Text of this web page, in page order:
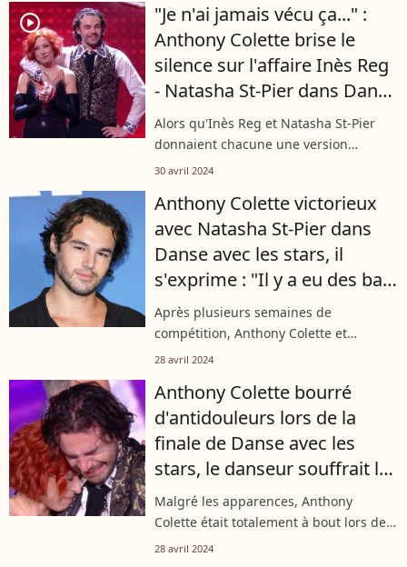
player2
"Je n'ai jamais vécu ça..." :
Anthony Colette brise le
silence sur l'affaire Inès Reg
- Natasha St-Pier dans Danse
avec les stars
Alors qu'Inès Reg et Natasha St-Pier
donnaient chacune une version
radicalement opposée de leur
"Quotidien" et "Touche pas à mon
poste" respectivement,...
30 avril 2024
Anthony Colette victorieux
avec Natasha St-Pier dans
Danse avec les stars, il
s'exprime : "Il y a eu des bas,
très très bas..."
Après plusieurs semaines de
compétition, Anthony Colette et
Natasha St-Pier ont remporté la 13ème
S'étant surpassé pour atteindre la
finale, l'artiste...
28 avril 2024
Anthony Colette bourré
d'antidouleurs lors de la
finale de Danse avec les
stars, le danseur souffrait le
martyre
Malgré les apparences, Anthony
Colette était totalement à bout lors de
la finale de l'émission "Danse avec les
28 avril 2024